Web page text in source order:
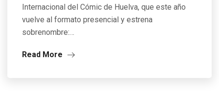
Internacional del Cómic de Huelva, que este año
vuelve al formato presencial y estrena
sobrenombre:…
Read More